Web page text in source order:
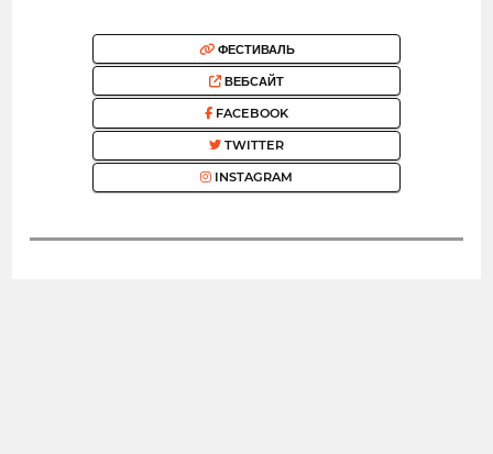
ФЕСТИВАЛЬ
ВЕБСАЙТ
FACEBOOK
TWITTER
INSTAGRAM